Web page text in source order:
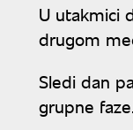
U utakmici
drugom
Sledi dan
grupne faze.